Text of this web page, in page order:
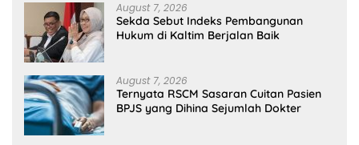
August 7, 2026
Sekda Sebut Indeks Pembangunan
Hukum di Kaltim Berjalan Baik
August 7, 2026
Ternyata RSCM Sasaran Cuitan Pasien
BPJS yang Dihina Sejumlah Dokter